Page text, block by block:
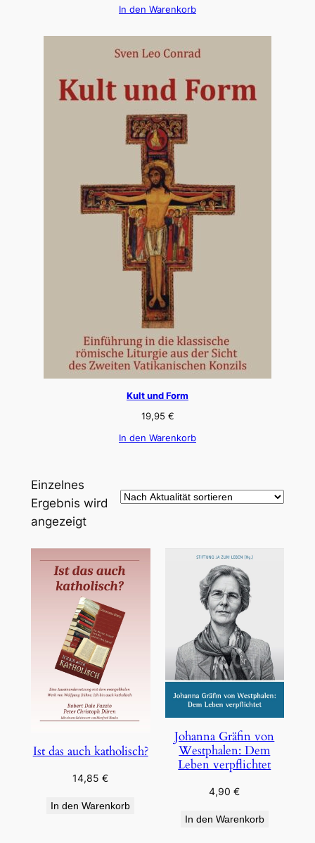
In den Warenkorb
Kult und Form
19,95 €
In den Warenkorb
Einzelnes
Ergebnis wird
angezeigt
Ist das auch katholisch?
14,85€
In den Warenkorb
Johanna Gräfin von
Westphalen: Dem
Leben verpflichtet
4,90€
In den Warenkorb